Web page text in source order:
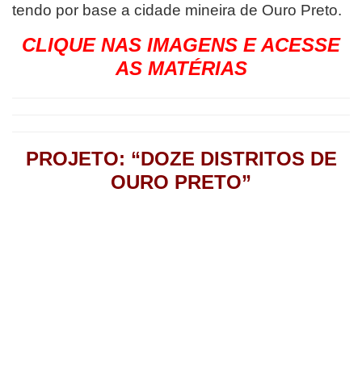
tendo por base a cidade mineira de Ouro Preto.
CLIQUE NAS IMAGENS E ACESSE
AS MATÉRIAS
PROJETO: “DOZE DISTRITOS DE
OURO PRETO”